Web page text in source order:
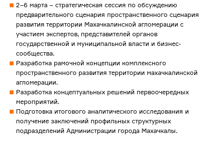
2–6 марта – стратегическая сессия по обсуждению
предварительного сценария пространственного сценария
развития территории Махачкалинской агломерации с
участием экспертов, представителей органов
государственной и муниципальной власти и бизнес-
сообщества.
Разработка рамочной концепции комплексного
пространственного развития территории махачкалинской
агломерации.
Разработка концептуальных решений первоочередных
мероприятий.
Подготовка итогового аналитического исследования и
получение заключений профильных структурных
подразделений Администрации города Махачкалы.